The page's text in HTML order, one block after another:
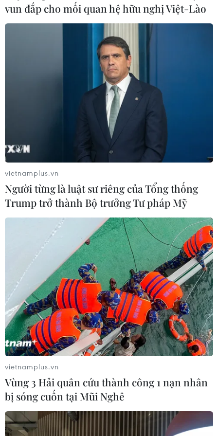
Vụ cháy chung cư: Chính phủ Anh công bố
các khoản hỗ trợ nạn nhân
Thủ tướng Anh Theresa May tuyên bố chính phủ sẽ hỗ
trợ đầy đủ những người còn sống sót sau vụ cháy tòa
chung cư Grenfell Tower ở thủ đô London.
Thủ tướng Anh xin lỗi người dân vì vụ
cháy chung cư kinh hoàng
22/06/2017 00:42
Thủ tướng May thừa nhận các phản ứng đã không
đúng mức "như lẽ ra phải thế" và đây là một thất bại
của nhà nước, chính quyền địa phương khi không giúp
đỡ được người dân.
vun đắp cho mối quan hệ hữu nghị Việt-Lào
vietnamplus.vn
Người từng là luật sư riêng của Tổng thống
Trump trở thành Bộ trưởng Tư pháp Mỹ
vietnamplus.vn
Vùng 3 Hải quân cứu thành công 1 nạn nhân
bị sóng cuốn tại Mũi Nghê